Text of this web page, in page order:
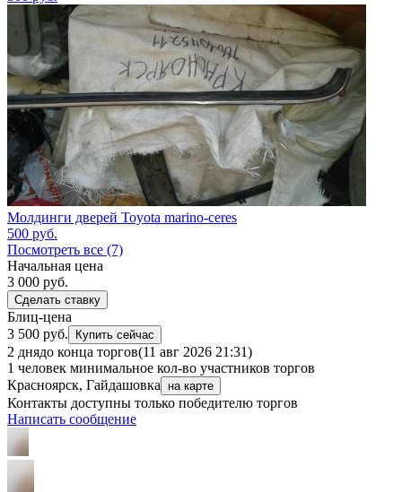
Молдинги дверей Toyota marino-ceres
500 руб.
Посмотреть все (7)
Начальная цена
3 000 руб.
Сделать ставку
Блиц-цена
3 500 руб.
Купить сейчас
2 днядо конца торгов(11 авг 2026 21:31)
1 человек минимальное кол-во участников торгов
Красноярск, Гайдашовка
на карте
Контакты доступны только победителю торгов
Написать сообщение